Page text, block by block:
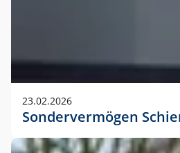
23.02.2026
Sondervermögen